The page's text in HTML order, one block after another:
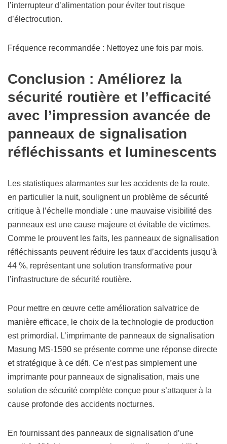
l’interrupteur d’alimentation pour éviter tout risque
d’électrocution.
Fréquence recommandée : Nettoyez une fois par mois.
Conclusion : Améliorez la
sécurité routière et l’efficacité
avec l’impression avancée de
panneaux de signalisation
réfléchissants et luminescents
Les statistiques alarmantes sur les accidents de la route,
en particulier la nuit, soulignent un problème de sécurité
critique à l’échelle mondiale : une mauvaise visibilité des
panneaux est une cause majeure et évitable de victimes.
Comme le prouvent les faits, les panneaux de signalisation
réfléchissants peuvent réduire les taux d’accidents jusqu’à
44 %, représentant une solution transformative pour
l’infrastructure de sécurité routière.
Pour mettre en œuvre cette amélioration salvatrice de
manière efficace, le choix de la technologie de production
est primordial. L’imprimante de panneaux de signalisation
Masung MS-1590 se présente comme une réponse directe
et stratégique à ce défi. Ce n’est pas simplement une
imprimante pour panneaux de signalisation, mais une
solution de sécurité complète conçue pour s’attaquer à la
cause profonde des accidents nocturnes.
En fournissant des panneaux de signalisation d’une